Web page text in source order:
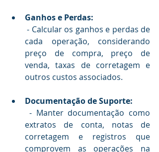
Ganhos e Perdas:
- Calcular os ganhos e perdas de
cada operação, considerando
preço de compra, preço de
venda, taxas de corretagem e
outros custos associados.
Documentação de Suporte:
extratos de conta, notas de
corretagem e registros que
comprovem as operações na